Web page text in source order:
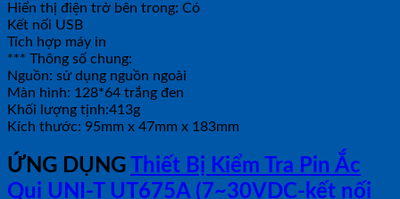
Hiển thị điện trở bên trong: Có
Kết nối USB
Tích hợp máy in
*** Thông số chung:
Nguồn: sử dụng nguồn ngoài
Màn hình: 128*64 trắng đen
Khối lượng tịnh:413g
Kích thước: 95mm x 47mm x 183mm
ỨNG DỤNG Thiết Bị Kiểm Tra Pin Ắc
Qui UNI-T UT675A (7~30VDC-kết nối